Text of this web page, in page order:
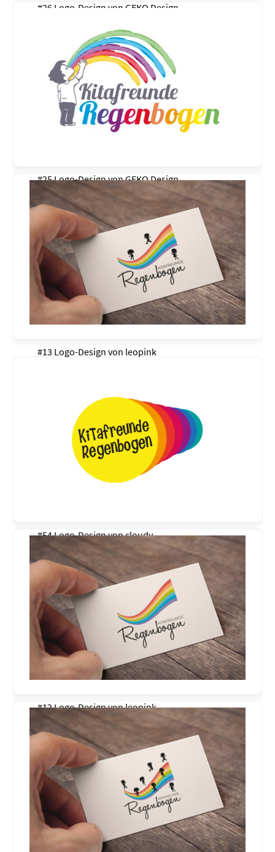
#26 Logo-Design von GEKO Design
#25 Logo-Design vonGEKO Design
#13 Logo-Design von leopink
#54 Logo-Design voncloudy
#12 Logo-Design vonleopink